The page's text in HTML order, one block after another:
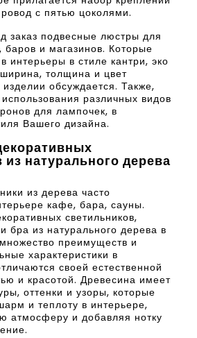
с пятью цоколями.
заказ подвесные люстры для
баров и магазинов. Которые
интерьеры в стиле кантри, эко
толщина и цвет
изделии обсуждается. Также,
различных видов
для лампочек, в
Вашего дизайна.
натурального дерева
из дерева часто
кафе, бара, сауны.
светильников,
бра из натурального дерева в
преимуществ и
характеристики в
своей естественной
и красотой. Древесина имеет
оттенки и узоры, которые
и теплоту в интерьере,
атмосферу и добавляя нотку